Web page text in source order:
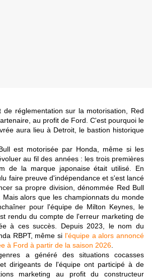
de réglementation sur la motorisation, Red
au profit de Ford. C'est pourquoi le
aura lieu à Detroit, le bastion historique
est motorisée par Honda, même si les
au fil des années : les trois premières
de la marque japonaise était utilisé. En
faire preuve d'indépendance et s'est lancé
sa propre division, dénommée Red Bull
Mais alors que les championnats du monde
pour l'équipe de Milton Keynes, le
rendu du compte de l'erreur marketing de
à ces succès. Depuis 2023, le nom du
RBPT, même si l'équipe a alors annoncé
à Ford à partir de la saison 2026
a généré des situations cocasses
dirigeants de l'équipe ont participé à de
marketing au profit du constructeur